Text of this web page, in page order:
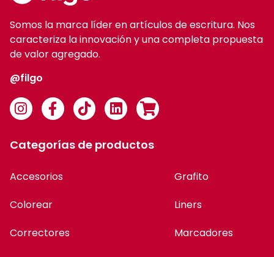
Somos la marca líder en artículos de escritura. Nos
caracteriza la innovación y una completa propuesta
de valor agregado.
@filgo
Categorías de productos
Accesorios
Colorear
Correctores
Grafito
Liners
Marcadores